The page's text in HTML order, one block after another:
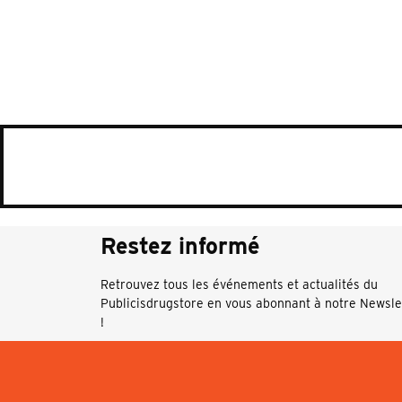
Restez informé
Retrouvez tous les événements et actualités du
Publicisdrugstore en vous abonnant à notre
!